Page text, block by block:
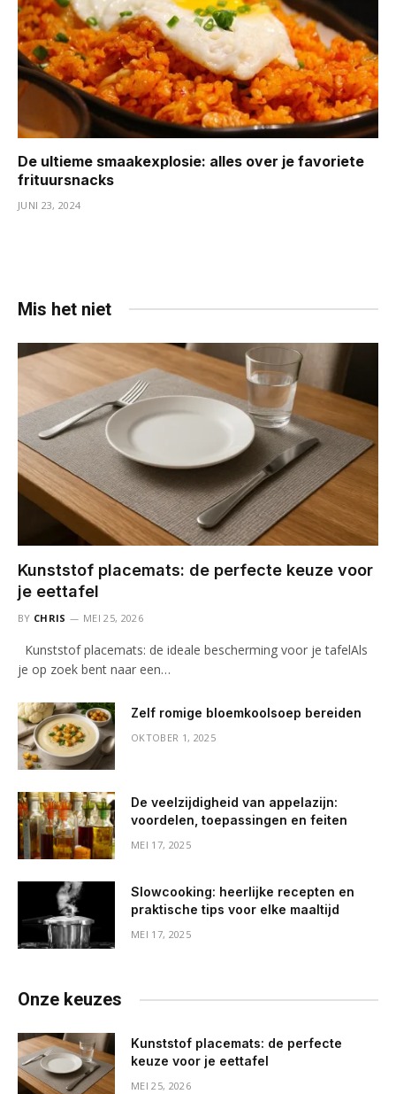
De ultieme smaakexplosie: alles over je favoriete
frituursnacks
JUNI 23, 2024
Mis het niet
Kunststof placemats: de perfecte keuze voor
je eettafel
BY CHRIS MEI 25, 2026
Kunststof placemats: de ideale bescherming voor je tafelAls
je op zoek bent naar een…
Zelf romige bloemkoolsoep bereiden
OKTOBER 1, 2025
De veelzijdigheid van appelazijn:
voordelen, toepassingen en feiten
MEI 17, 2025
Slowcooking: heerlijke recepten en
praktische tips voor elke maaltijd
MEI 17, 2025
Onze keuzes
Kunststof placemats: de perfecte
keuze voor je eettafel
MEI 25, 2026